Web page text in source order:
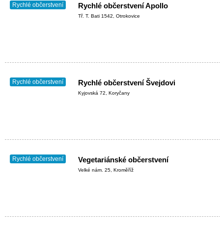
Rychlé občerstvení Rychlé občerstvení Apollo
Tř. T. Bati 1542, Otrokovice
Rychlé občerstvení Rychlé občerstvení Švejdovi
Kyjovská 72, Koryčany
Rychlé občerstvení Vegetariánské občerstvení
Velké nám. 25, Kroměříž